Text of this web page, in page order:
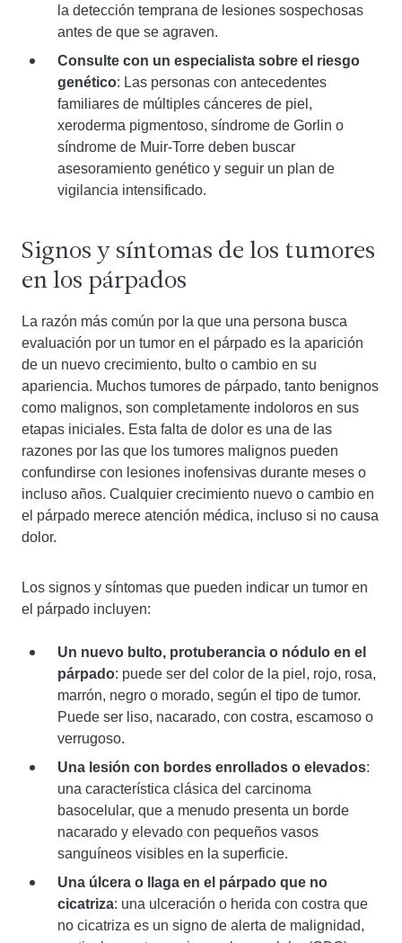
la detección temprana de lesiones sospechosas
antes de que se agraven.
Consulte con un especialista sobre el riesgo
genético: Las personas con antecedentes
familiares de múltiples cánceres de piel,
xeroderma pigmentoso, síndrome de Gorlin o
síndrome de Muir-Torre deben buscar
asesoramiento genético y seguir un plan de
vigilancia intensificado.
Signos y síntomas de los tumores
en los párpados
La razón más común por la que una persona busca
evaluación por un tumor en el párpado es la aparición
de un nuevo crecimiento, bulto o cambio en su
apariencia. Muchos tumores de párpado, tanto benignos
como malignos, son completamente indoloros en sus
etapas iniciales. Esta falta de dolor es una de las
razones por las que los tumores malignos pueden
confundirse con lesiones inofensivas durante meses o
incluso años. Cualquier crecimiento nuevo o cambio en
el párpado merece atención médica, incluso si no causa
dolor.
Los signos y síntomas que pueden indicar un tumor en
el párpado incluyen:
Un nuevo bulto, protuberancia o nódulo en el
párpado: puede ser del color de la piel, rojo, rosa,
marrón, negro o morado, según el tipo de tumor.
Puede ser liso, nacarado, con costra, escamoso o
verrugoso.
Una lesión con bordes enrollados o elevados:
una característica clásica del carcinoma
basocelular, que a menudo presenta un borde
nacarado y elevado con pequeños vasos
sanguíneos visibles en la superficie.
Una úlcera o llaga en el párpado que no
cicatriza: una ulceración o herida con costra que
no cicatriza es un signo de alerta de malignidad,